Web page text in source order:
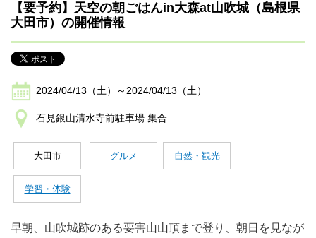
【要予約】天空の朝ごはんin大森at山吹城（島根県
大田市）の開催情報
2024/04/13（土）～2024/04/13（土）
石見銀山清水寺前駐車場 集合
大田市 グルメ 自然・観光
学習・体験
早朝、山吹城跡のある要害山山頂まで登り、朝日を見なが